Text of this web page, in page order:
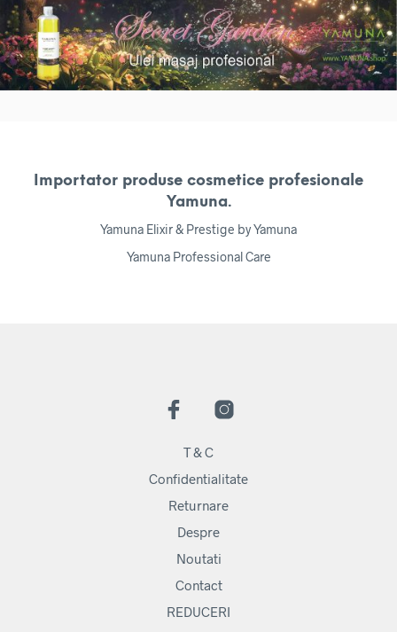
Importator produse cosmetice profesionale
Yamuna.
Yamuna Elixir & Prestige by Yamuna
Yamuna Professional Care
T & C
Confidentialitate
Returnare
Despre
Noutati
Contact
REDUCERI